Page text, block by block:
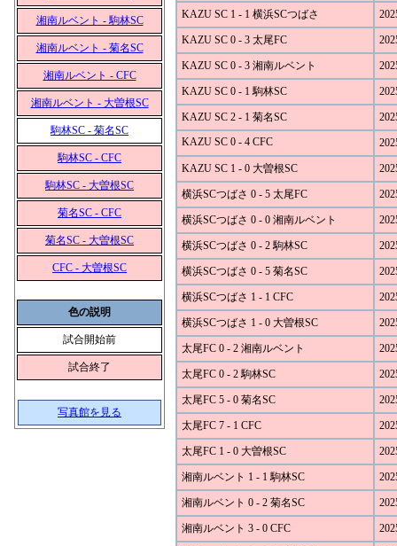
湘南ルベント - 駒林SC
湘南ルベント - 菊名SC
湘南ルベント - CFC
湘南ルベント - 大曽根SC
駒林SC - 菊名SC
駒林SC - CFC
駒林SC - 大曽根SC
菊名SC - CFC
菊名SC - 大曽根SC
CFC - 大曽根SC
色の説明
試合開始前
試合終了
写真館を見る
KAZU SC 1 - 1 横浜SCつばさ
KAZU SC 0 - 3 太尾FC
KAZU SC 0 - 3 湘南ルベント
KAZU SC 0 - 1 駒林SC
KAZU SC 2 - 1 菊名SC
KAZU SC 0 - 4 CFC
KAZU SC 1 - 0 大曽根SC
横浜SCつばさ 0 - 5 太尾FC
横浜SCつばさ 0 - 0 湘南ルベント
横浜SCつばさ 0 - 2 駒林SC
横浜SCつばさ 0 - 5 菊名SC
横浜SCつばさ 1 - 1 CFC
横浜SCつばさ 1 - 0 大曽根SC
太尾FC 0 - 2 湘南ルベント
太尾FC 0 - 2 駒林SC
太尾FC 5 - 0 菊名SC
太尾FC 7 - 1 CFC
太尾FC 1 - 0 大曽根SC
湘南ルベント 1 - 1 駒林SC
湘南ルベント 0 - 2 菊名SC
湘南ルベント 3 - 0 CFC